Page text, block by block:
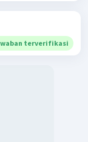
terverifikasi